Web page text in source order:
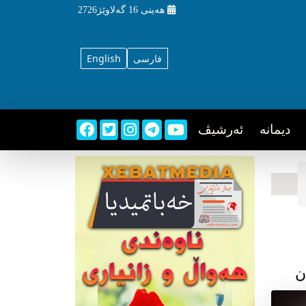
هه‌ینی 16 گه‌لاوێژ2726
English فارسی
دیمانه ئه‌رشیڤ